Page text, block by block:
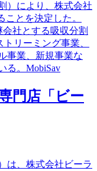
）により、株式会社
とを決定した。
社とする吸収分割
リーミング事業、
事業、新規事業な
る。MobiSav
門店「ビー
は、株式会社ビーラ